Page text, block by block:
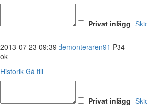
Privat inlägg
2013-07-23 09:39 demonteraren91 P34
ok
Historik Gå till
Privat inlägg